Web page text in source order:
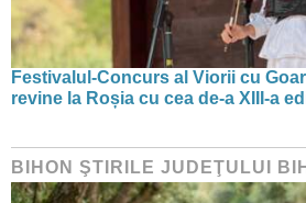
Festivalul-Concurs al Viorii cu
revine la Roșia cu cea de-a XIII-a
BIHON ŞTIRILE JUDEŢULUI